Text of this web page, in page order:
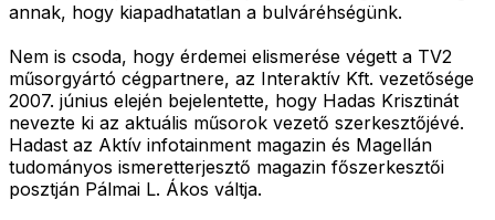
annak, hogy kiapadhatatlan a bulváréhségünk.
Nem is csoda, hogy érdemei elismerése végett a TV2
műsorgyártó cégpartnere, az Interaktív Kft. vezetősége
2007. június elején bejelentette, hogy Hadas Krisztinát
nevezte ki az aktuális műsorok vezető szerkesztőjévé.
Hadast az Aktív infotainment magazin és Magellán
tudományos ismeretterjesztő magazin főszerkesztői
posztján Pálmai L. Ákos váltja.